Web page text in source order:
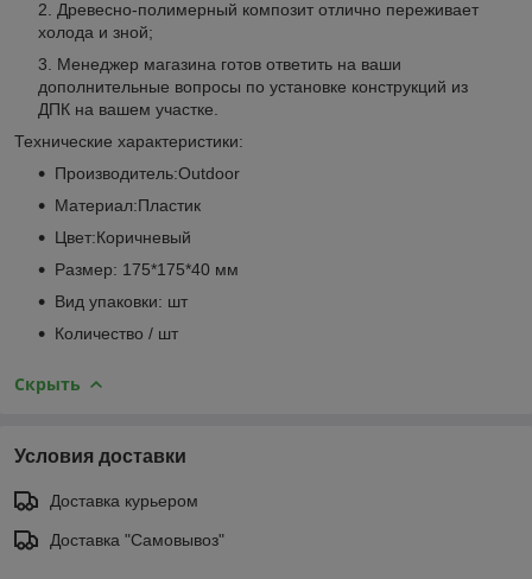
Древесно-полимерный композит отлично переживает
холода и зной;
Менеджер магазина готов ответить на ваши
дополнительные вопросы по установке конструкций из
ДПК на вашем участке.
Технические характеристики:
Производитель:Outdoor
Материал:Пластик
Цвет:Коричневый
Размер: 175*175*40 мм
Вид упаковки: шт
Количество / шт
Скрыть
Условия доставки
Доставка курьером
Доставка "Самовывоз"